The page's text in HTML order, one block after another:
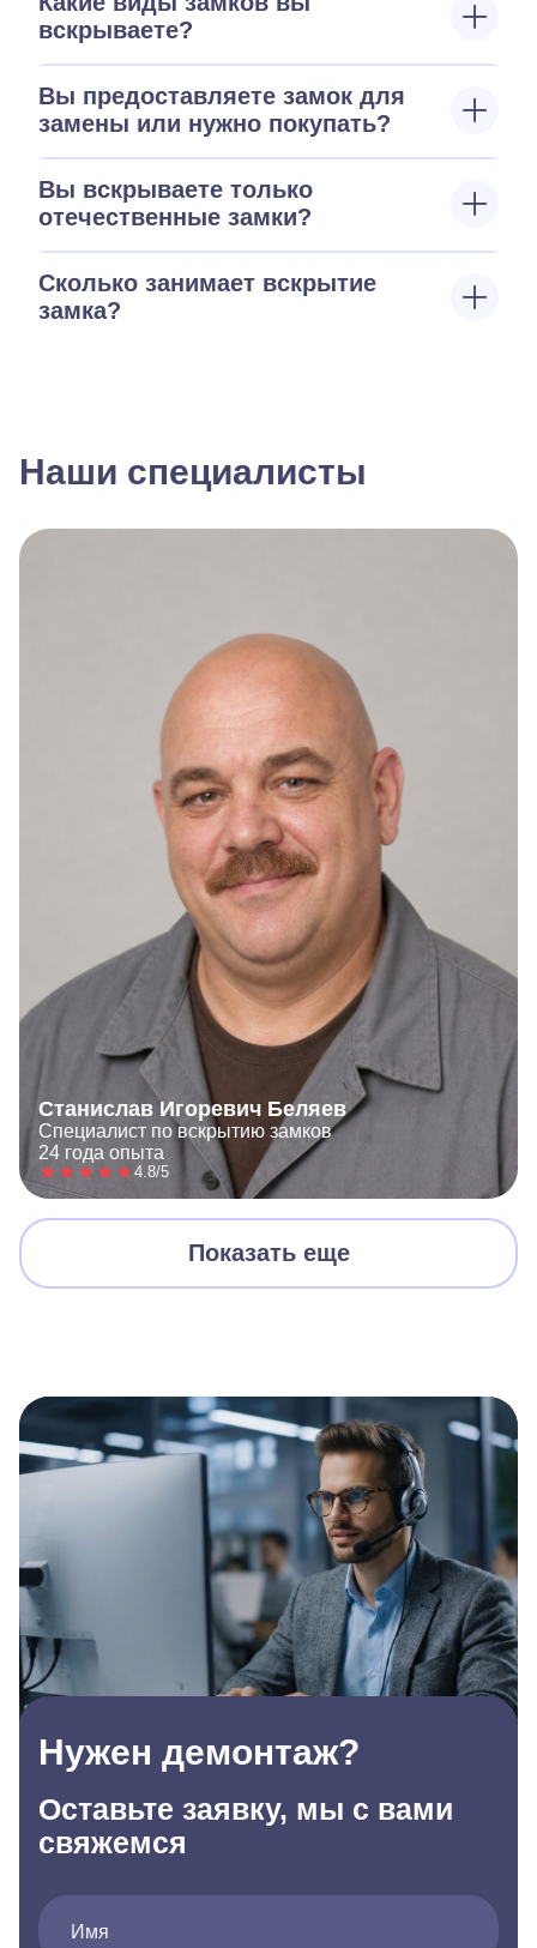
вскрываете?
Вы предоставляете замок для
замены или нужно покупать?
Вы вскрываете только
отечественные замки?
Сколько занимает вскрытие
замка?
Наши специалисты
Станислав Игоревич Беляев
Специалист по вскрытию замков
24 года опыта
4.8/5
Показать еще
Нужен демонтаж?
Оставьте заявку, мы с вами
свяжемся
Имя